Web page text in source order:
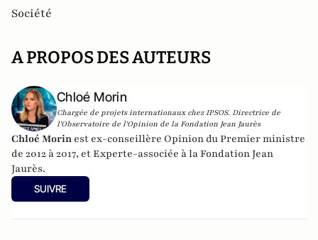
Société
A PROPOS DES AUTEURS
Chloé Morin
Chargée de projets internationaux chez IPSOS. Directrice de
l'Observatoire de l'Opinion de la Fondation Jean Jaurès
Chloé Morin est ex-conseillère Opinion du Premier ministre
de 2012 à 2017, et Experte-associée à la Fondation Jean
Jaurès.
SUIVRE